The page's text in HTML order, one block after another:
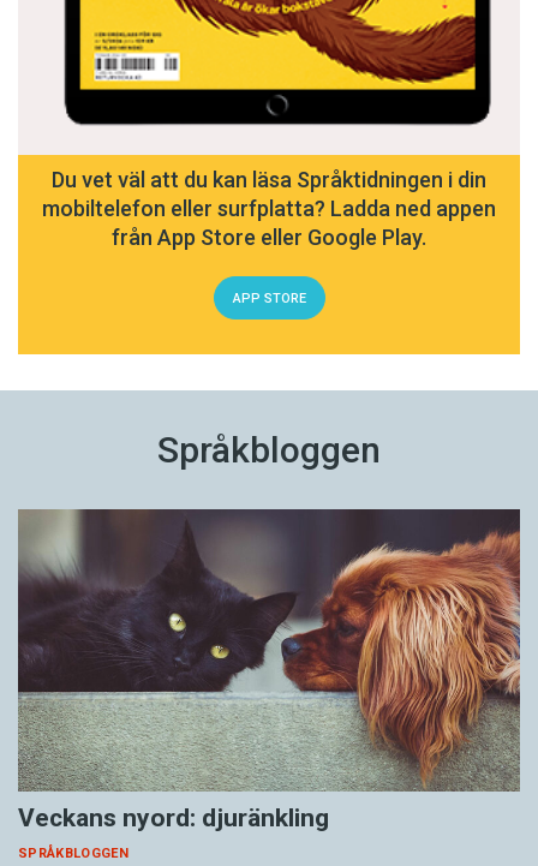
Du vet väl att du kan läsa Språktidningen i din
mobiltelefon eller surfplatta? Ladda ned appen
från App Store eller Google Play.
APP STORE
Språkbloggen
Veckans nyord: djuränkling
SPRÅKBLOGGEN